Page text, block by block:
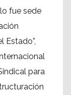
fue sede
Estado”,
para